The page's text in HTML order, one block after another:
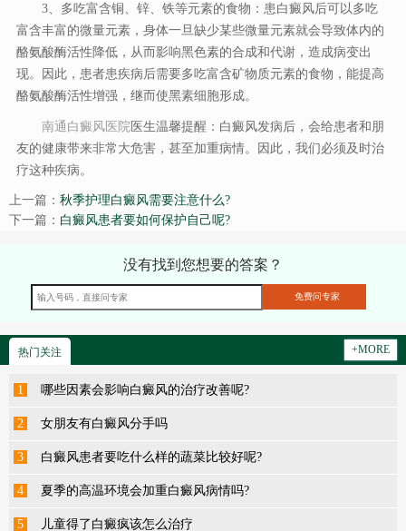
3、多吃富含铜、锌、铁等元素的食物：患白癜风后可以多吃
富含丰富的微量元素，身体一旦缺少某些微量元素就会导致体内的
酪氨酸酶活性降低，从而影响黑色素的合成和代谢，造成病变出
现。因此，患者患疾病后需要多吃富含矿物质元素的食物，能提高
酪氨酸酶活性增强，继而使黑素细胞形成。
南通白癜风医院 医生温馨提醒：白癜风发病后，会给患者和朋
友的健康带来非常大危害，甚至加重病情。因此，我们必须及时治
疗这种疾病。
上一篇： 秋季护理白癜风需要注意什么?
下一篇： 白癜风患者要如何保护自己呢?
没有找到您想要的答案？
热门关注 +MORE
1 哪些因素会影响白癜风的治疗改善呢?
2 女朋友有白癜风分手吗
3 白癜风患者要吃什么样的蔬菜比较好呢?
4 夏季的高温环境会加重白癜风病情吗?
5 儿童得了白癜疯该怎么治疗